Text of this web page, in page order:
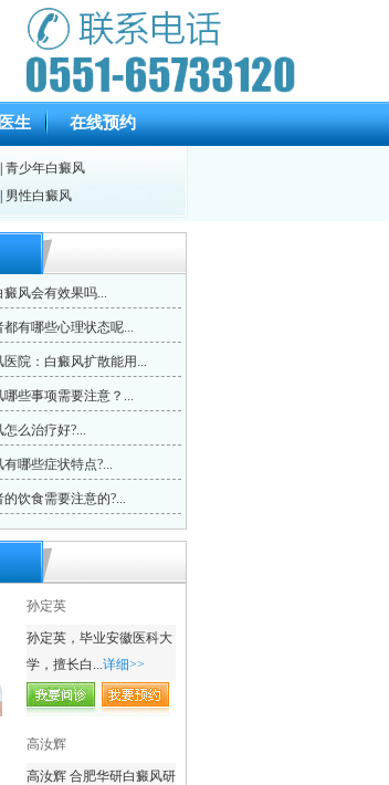
生 在线预约
青少年白癜风
男性白癜风
风会有效果吗...
都有哪些心理状态呢...
医院：白癜风扩散能用...
哪些事项需要注意？...
么治疗好?...
哪些症状特点?...
的饮食需要注意的?...
孙定英
孙定英，毕业安徽医科大
学，擅长白...详细>>
高汝辉
高汝辉 合肥华研白癜风研